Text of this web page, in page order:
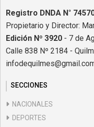
Registro DNDA N°
Propietario y Director:
Edición Nº 3920 - 7 de
Calle 838 Nº 2184 -
SECCIONES
NACIONALES
DEPORTES